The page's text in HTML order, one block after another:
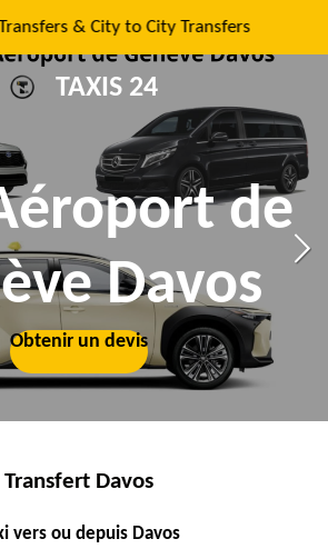
TAXIS 24
& City to City Transfers
de
Davos
Obtenir un devis
Obtenir un devis
Transfert Davos
vers ou depuis Davos